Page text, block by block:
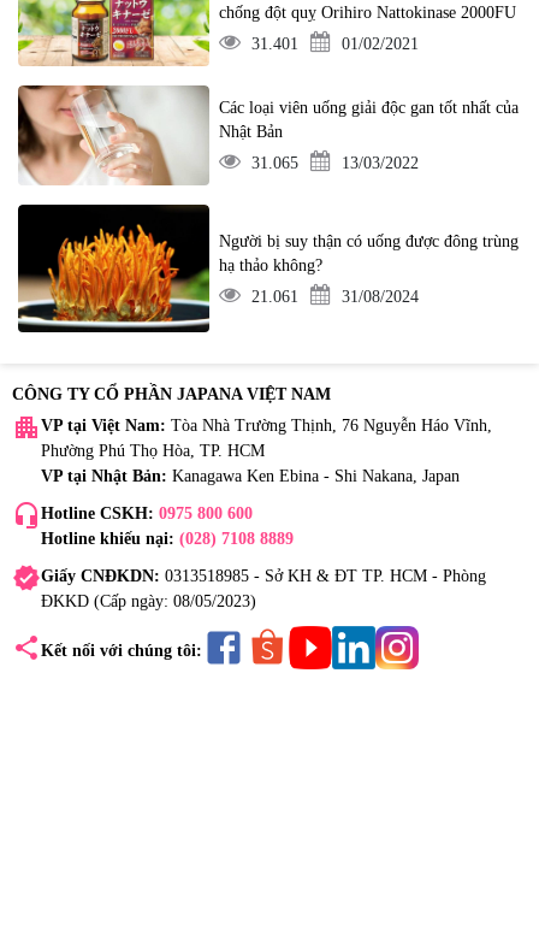
chống đột quỵ Orihiro Nattokinase 2000FU
31.401
01/02/2021
Các loại viên uống giải độc gan tốt nhất của
Nhật Bản
31.065
13/03/2022
Người bị suy thận có uống được đông trùng
hạ thảo không?
21.061
31/08/2024
CÔNG TY CỔ PHẦN JAPANA VIỆT NAM
apartment VP tại Việt Nam: Tòa Nhà Trường Thịnh, 76 Nguyễn Háo Vĩnh,
Phường Phú Thọ Hòa, TP. HCM
VP tại Nhật Bản: Kanagawa Ken Ebina - Shi Nakana, Japan
headset_mic Hotline CSKH: 0975 800 600
Hotline khiếu nại: (028) 7108 8889
verifiedGiấy CNĐKDN: 0313518985 - Sở KH & ĐT TP. HCM - Phòng
ĐKKD (Cấp ngày: 08/05/2023)
share Kết nối với chúng tôi: